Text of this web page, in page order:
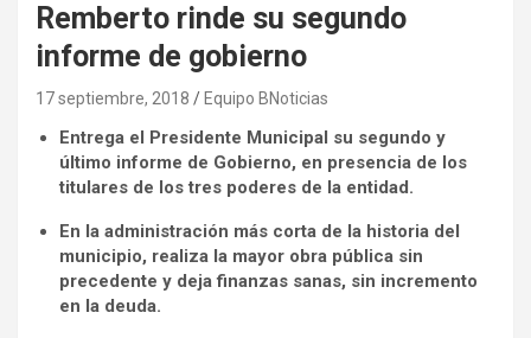
Remberto rinde su segundo
informe de gobierno
17 septiembre, 2018 Equipo BNoticias
Entrega el Presidente Municipal su segundo y
último informe de Gobierno, en presencia de los
titulares de los tres poderes de la entidad.
En la administración más corta de la historia del
municipio, realiza la mayor obra pública sin
precedente y deja finanzas sanas, sin incremento
en la deuda.